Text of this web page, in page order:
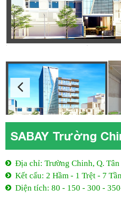
SABAY Trường
Địa chỉ: Trường Chinh, Q.
Kết cấu: 2 Hầm - 1 Trệt - 7
Diện tích: 80 - 150 - 300 -